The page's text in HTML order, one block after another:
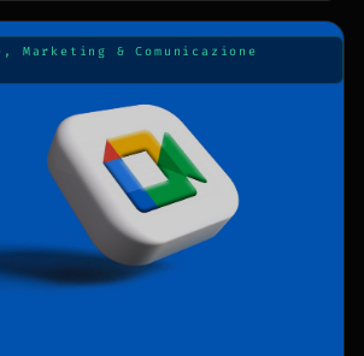
Marketing & Comunicazione